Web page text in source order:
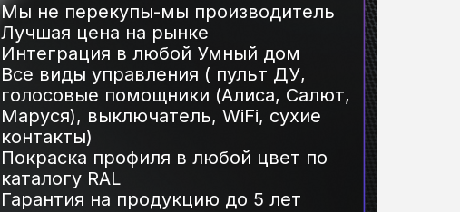
Мы не перекупы-мы производитель
Лучшая цена на рынке
Интеграция в любой Умный дом
Все виды управления ( пульт ДУ,
голосовые помощники (Алиса, Салют,
Маруся), выключатель, WiFi, сухие
контакты)
Покраска профиля в любой цвет по
каталогу RAL
Гарантия на продукцию до 5 лет